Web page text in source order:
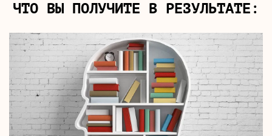
ЧТО ВЫ ПОЛУЧИТЕ В РЕЗУЛЬТАТЕ: